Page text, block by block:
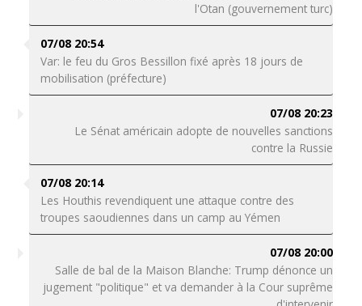
l'Otan (gouvernement turc)
07/08 20:54
Var: le feu du Gros Bessillon fixé après 18 jours de
mobilisation (préfecture)
07/08 20:23
Le Sénat américain adopte de nouvelles sanctions
contre la Russie
07/08 20:14
Les Houthis revendiquent une attaque contre des
troupes saoudiennes dans un camp au Yémen
07/08 20:00
Salle de bal de la Maison Blanche: Trump dénonce un
jugement "politique" et va demander à la Cour suprême